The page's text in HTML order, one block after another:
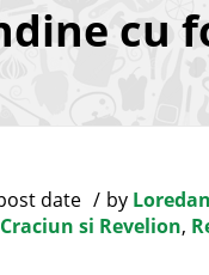
cu
date by
si Revelion,